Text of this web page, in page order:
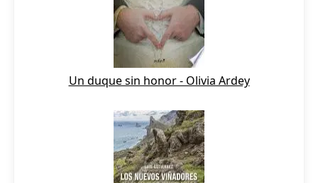
Un duque sin honor - Olivia Ardey